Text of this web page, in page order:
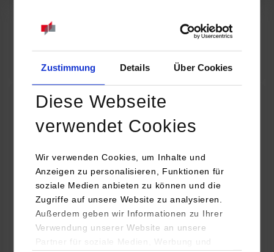
Zustimmung Details Über Cookies
Diese Webseite
verwendet Cookies
Wir verwenden Cookies, um Inhalte und
Anzeigen zu personalisieren, Funktionen für
soziale Medien anbieten zu können und die
Zugriffe auf unsere Website zu analysieren.
Außerdem geben wir Informationen zu Ihrer
Verwendung unserer Website an unsere
Partner für soziale Medien, Werbung und
Online INDIS-Infoveranstaltung für Studierende
Zum Event
Technologietag: Clean Urban Transportation –
nachhaltige Mobilität im (sub)urbanen Umfeld
16.09.2026 - 17.09.2026
Im Mittelpunkt stehen elektrische Antriebe, moderne
Batterietechnologien und innovative Fahrzeugkonzepte für
nachhaltige Mobilität in Stadt und…